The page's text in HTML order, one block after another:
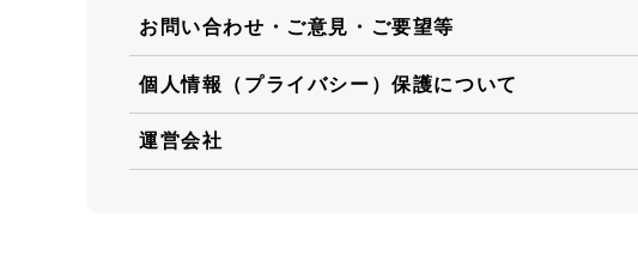
お問い合わせ・ご意見・ご要望等
個人情報（プライバシー）保護について
運営会社